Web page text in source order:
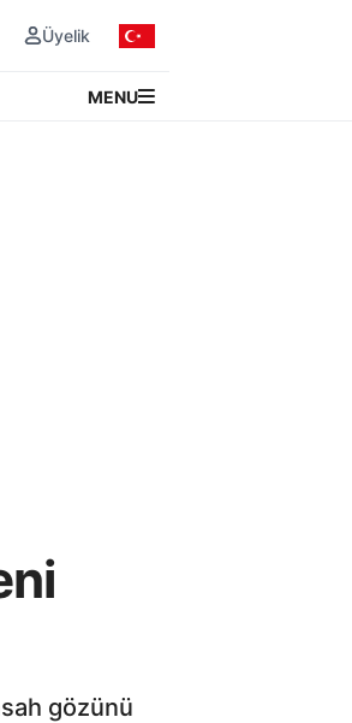
Üyelik
MENU
gözünü